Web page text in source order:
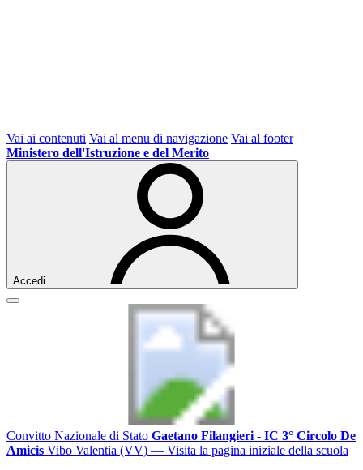
Vai ai contenuti Vai al menu di navigazione Vai al footer
Ministero dell'Istruzione e del Merito
Accedi
Convitto Nazionale di Stato Gaetano Filangieri - IC 3° Circolo De
Amicis Vibo Valentia (VV) — Visita la pagina iniziale della scuola